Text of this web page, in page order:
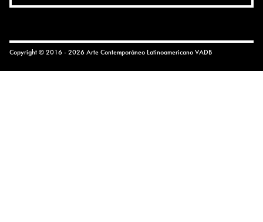
Copyright © 2016 - 2026 Arte Contemporáneo LatinoamericanoVADB